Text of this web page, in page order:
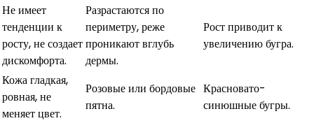
Не имеет
тенденции к
росту, не создает
дискомфорта.
Разрастаются по
периметру, реже
проникают вглубь
дермы.
Рост приводит к
увеличению бугра.
Кожа гладкая,
ровная, не
меняет цвет.
Розовые или бордовые
пятна.
Красновато-
синюшные бугры.